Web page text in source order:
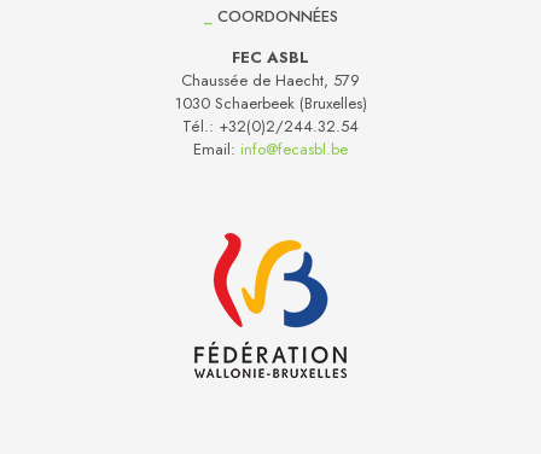
COORDONNÉES
FEC ASBL
Chaussée de Haecht, 579
1030 Schaerbeek (Bruxelles)
Tél.: +32(0)2/244.32.54
Email: info@fecasbl.be